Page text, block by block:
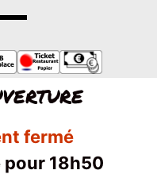
fermé
18h50